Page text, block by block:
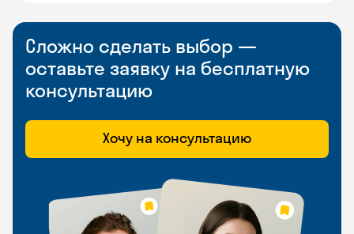
Сложно сделать выбор —
оставьте заявку на бесплатную
консультацию
Хочу на консультацию